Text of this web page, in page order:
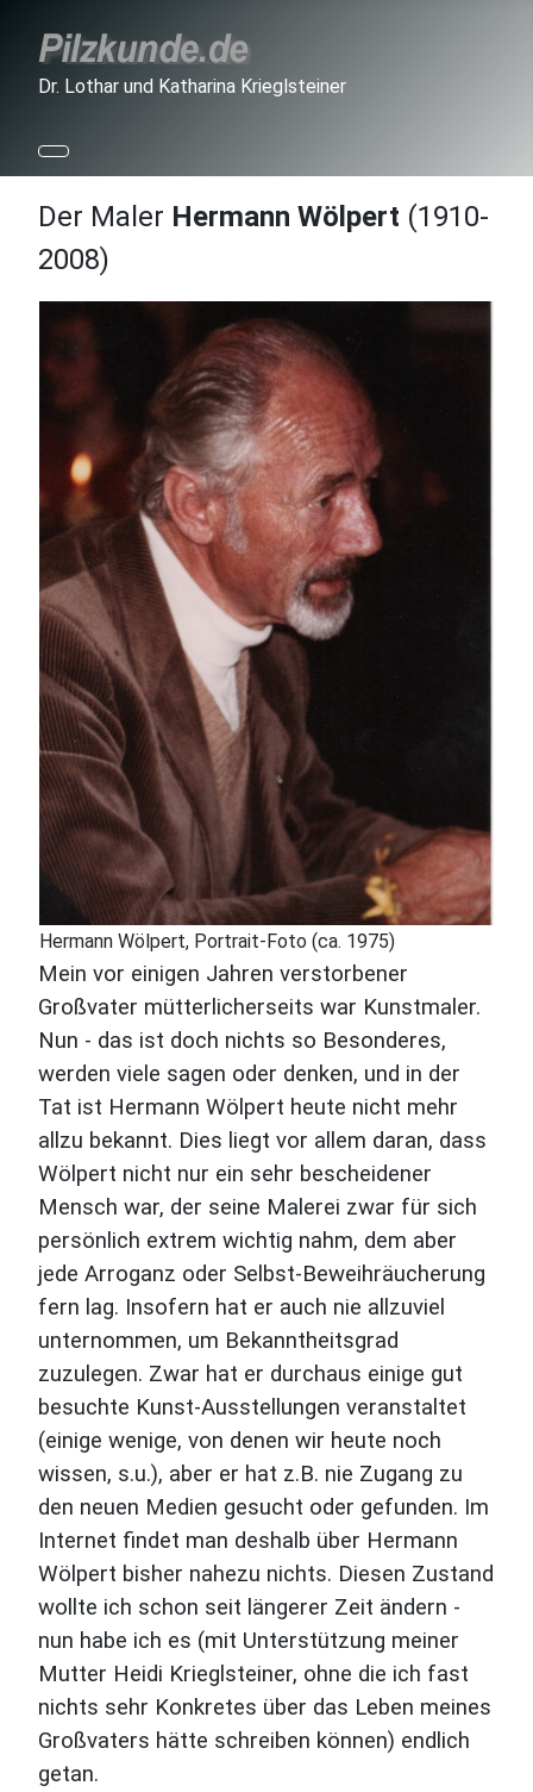
Dr. Lothar und Katharina Krieglsteiner
Der Maler Hermann Wölpert (1910-
2008)
Hermann Wölpert, Portrait-Foto (ca. 1975)
Mein vor einigen Jahren verstorbener
Großvater mütterlicherseits war Kunstmaler.
Nun - das ist doch nichts so Besonderes,
werden viele sagen oder denken, und in der
Tat ist Hermann Wölpert heute nicht mehr
allzu bekannt. Dies liegt vor allem daran, dass
Wölpert nicht nur ein sehr bescheidener
Mensch war, der seine Malerei zwar für sich
persönlich extrem wichtig nahm, dem aber
jede Arroganz oder Selbst-Beweihräucherung
fern lag. Insofern hat er auch nie allzuviel
unternommen, um Bekanntheitsgrad
zuzulegen. Zwar hat er durchaus einige gut
besuchte Kunst-Ausstellungen veranstaltet
(einige wenige, von denen wir heute noch
wissen, s.u.), aber er hat z.B. nie Zugang zu
den neuen Medien gesucht oder gefunden. Im
Internet findet man deshalb über Hermann
Wölpert bisher nahezu nichts. Diesen Zustand
wollte ich schon seit längerer Zeit ändern -
nun habe ich es (mit Unterstützung meiner
Mutter Heidi Krieglsteiner, ohne die ich fast
nichts sehr Konkretes über das Leben meines
Großvaters hätte schreiben können) endlich
getan.